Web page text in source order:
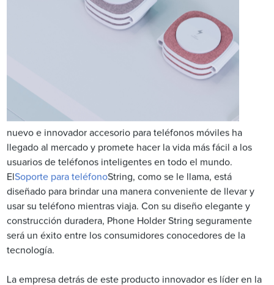
nuevo e innovador accesorio para teléfonos móviles ha
llegado al mercado y promete hacer la vida más fácil a los
usuarios de teléfonos inteligentes en todo el mundo.
ElSoporte para teléfonoString, como se le llama, está
diseñado para brindar una manera conveniente de llevar y
usar su teléfono mientras viaja. Con su diseño elegante y
construcción duradera, Phone Holder String seguramente
será un éxito entre los consumidores conocedores de la
tecnología.
La empresa detrás de este producto innovador es líder en la